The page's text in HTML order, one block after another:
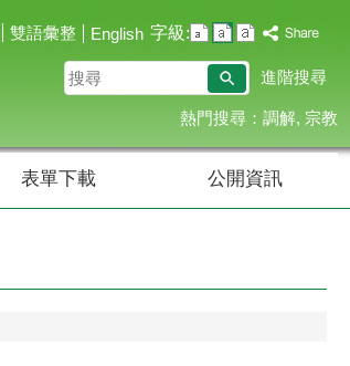
雙語彙整 English 字級:
搜
尋
進階搜尋
熱門搜尋： 調解 宗教
表單下載 公開資訊